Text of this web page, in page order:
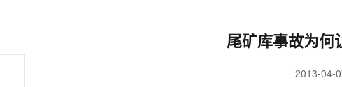
尾矿库事故为何
2013-04-